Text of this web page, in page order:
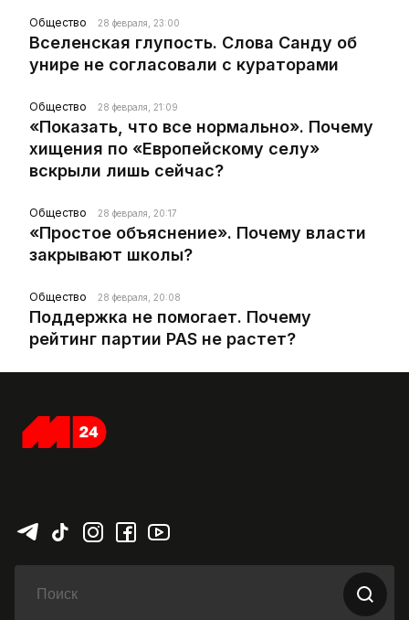
Общество 28 февраля, 23:00
Вселенская глупость. Слова Санду об
унире не согласовали с кураторами
Общество 28 февраля, 21:09
«Показать, что все нормально». Почему
хищения по «Европейскому селу»
вскрыли лишь сейчас?
Общество 28 февраля, 20:17
«Простое объяснение». Почему власти
закрывают школы?
Общество 28 февраля, 20:08
Поддержка не помогает. Почему
рейтинг партии PAS не растет?